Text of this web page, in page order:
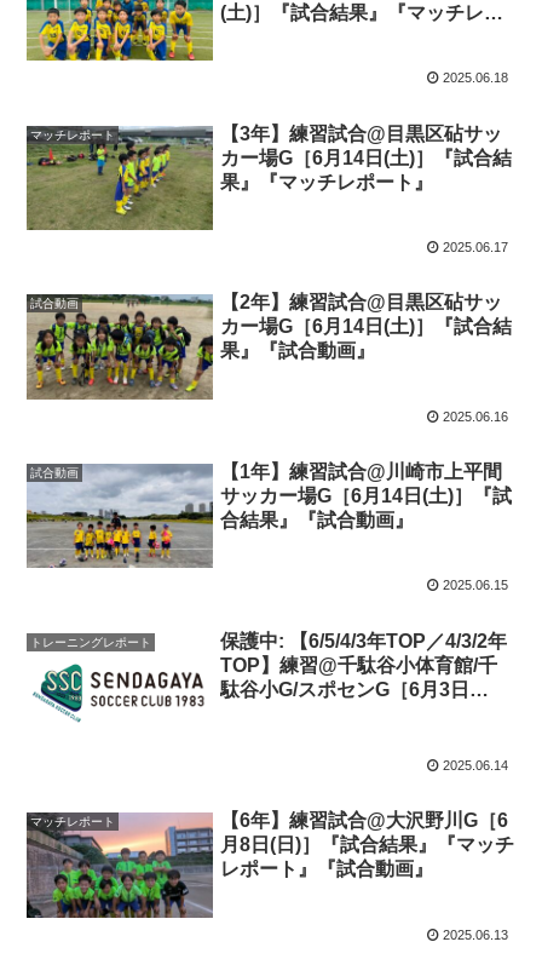
(土)］『試合結果』『マッチレポ
2025.06.18
マッチレポート
【3年】練習試合@目黒区砧サッ
カー場G［6月14日(土)］『試合結
果』『マッチレポート』
2025.06.17
試合動画
【2年】練習試合@目黒区砧サッ
カー場G［6月14日(土)］『試合結
果』『試合動画』
2025.06.16
試合動画
【1年】練習試合@川崎市上平間
サッカー場G［6月14日(土)］『試
合結果』『試合動画』
2025.06.15
トレーニングレポート
保護中: 【6/5/4/3年TOP／4/3/2年
TOP】練習@千駄谷小体育館/千
駄谷小G/スポセンG［6月3日
2025.06.14
マッチレポート
【6年】練習試合@大沢野川G［6
月8日(日)］『試合結果』『マッチ
レポート』『試合動画』
2025.06.13